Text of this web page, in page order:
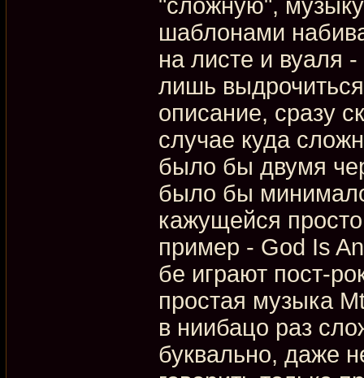
"сложную",
шаблонами
на листе и вуаля -
лишь
описание, сразу
случае куда
было бы двумя
было бы
кажущейся
пример - God Is
бе играют пост-
простая музыка
в ниибацо раз
буквально, даже